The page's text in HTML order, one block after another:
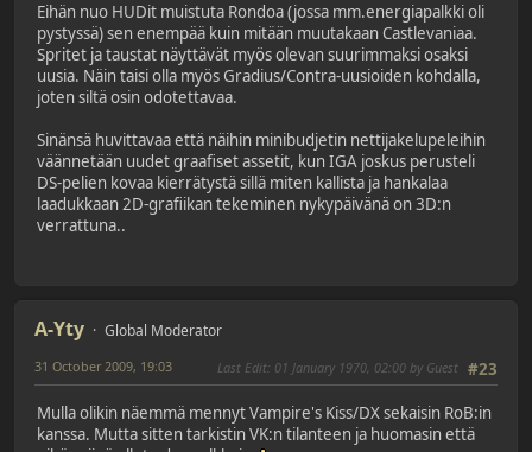
Eihän nuo HUDit muistuta Rondoa (jossa mm.energiapalkki oli
pystyssä) sen enempää kuin mitään muutakaan Castlevaniaa.
Spritet ja taustat näyttävät myös olevan suurimmaksi osaksi
uusia. Näin taisi olla myös Gradius/Contra-uusioiden kohdalla,
joten siltä osin odotettavaa.
Sinänsä huvittavaa että näihin minibudjetin nettijakelupeleihin
väännetään uudet graafiset assetit, kun IGA joskus perusteli
DS-pelien kovaa kierrätystä sillä miten kallista ja hankalaa
laadukkaan 2D-grafiikan tekeminen nykypäivänä on 3D:n
verrattuna..
A-Yty Global Moderator
#23
31 October 2009, 19:03 Last Edit: 01 January 1970, 02:00 by Guest
Mulla olikin näemmä mennyt Vampire's Kiss/DX sekaisin RoB:in
kanssa. Mutta sitten tarkistin VK:n tilanteen ja huomasin että